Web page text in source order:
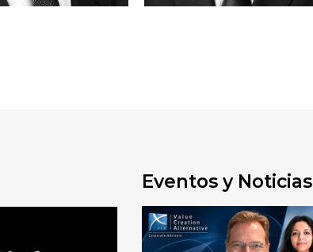
Eventos y Noticias
Abrir la entrada